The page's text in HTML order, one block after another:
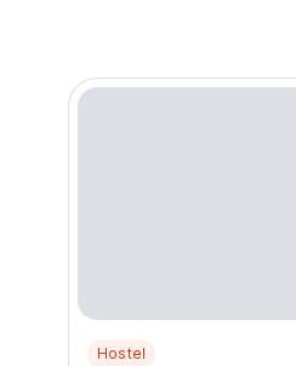
Hostel